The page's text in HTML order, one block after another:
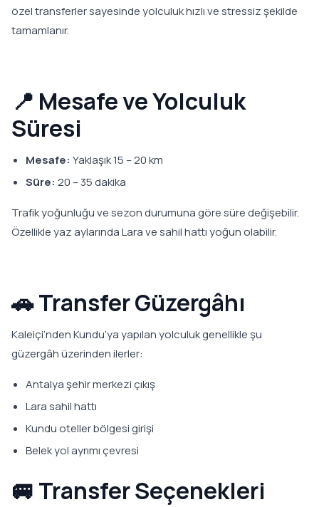
özel transferler sayesinde yolculuk hızlı ve stressiz şekilde
tamamlanır.
📍 Mesafe ve Yolculuk
Süresi
Mesafe: Yaklaşık 15 – 20 km
Süre: 20 – 35 dakika
Trafik yoğunluğu ve sezon durumuna göre süre değişebilir.
Özellikle yaz aylarında Lara ve sahil hattı yoğun olabilir.
🚗 Transfer Güzergâhı
Kaleiçi’nden Kundu’ya yapılan yolculuk genellikle şu
güzergâh üzerinden ilerler:
Antalya şehir merkezi çıkış
Lara sahil hattı
Kundu oteller bölgesi girişi
Belek yol ayrımı çevresi
🚐 Transfer Seçenekleri